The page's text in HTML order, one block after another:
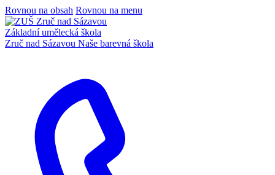
Rovnou na obsah Rovnou na menu
Základní umělecká škola
Zruč nad Sázavou Naše barevná škola